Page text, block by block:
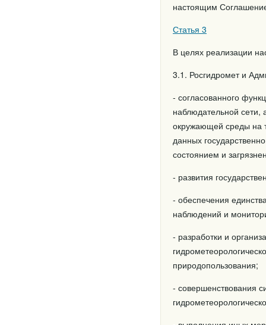
настоящим
Статья 3
В целях реализации
3.1. Росгидромет и
- согласованного
наблюдательной сети,
окружающей среды на
данных
состоянием и
- развития
- обеспечения
наблюдений и
- разработки и
природопользования;
- совершенствования